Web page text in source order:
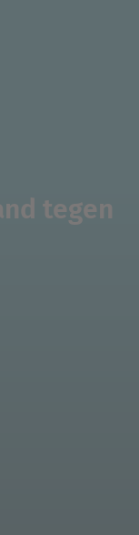
tegen